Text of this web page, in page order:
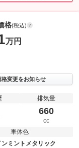
格(税込)
万円
格変更をお知らせ
排気量
660
cc
車体色
ンミントメタリック